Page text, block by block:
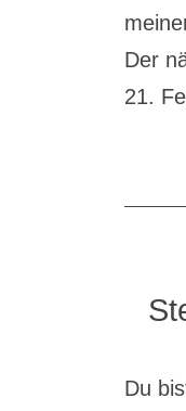
Der
21.
Du